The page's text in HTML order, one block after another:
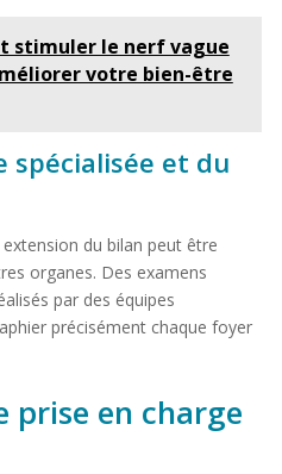
stimuler le nerf vague
votre bien-être
spécialisée et du
du bilan peut être
organes. Des examens
par des équipes
précisément chaque foyer
prise en charge